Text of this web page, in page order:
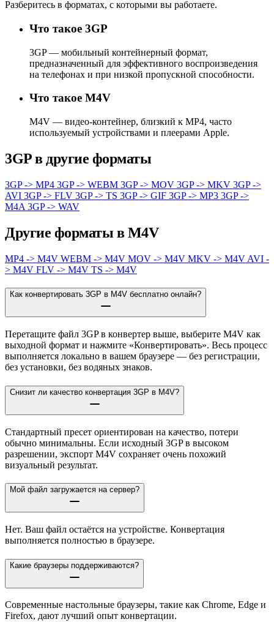
Разберитесь в форматах, с которыми вы работаете.
Что такое 3GP
3GP — мобильный контейнерный формат,
предназначенный для эффективного воспроизведения
на телефонах и при низкой пропускной способности.
Что такое M4V
M4V — видео-контейнер, близкий к MP4, часто
используемый устройствами и плеерами Apple.
3GP в другие форматы
3GP -> MP4 3GP -> WEBM 3GP -> MOV 3GP -> MKV 3GP ->
AVI 3GP -> FLV 3GP -> TS 3GP -> GIF 3GP -> MP3 3GP ->
M4A 3GP -> WAV
Другие форматы в M4V
MP4 -> M4V WEBM -> M4V MOV -> M4V MKV -> M4V AVI -
> M4V FLV -> M4V TS -> M4V
Как конвертировать 3GP в M4V бесплатно онлайн?
Перетащите файл 3GP в конвертер выше, выберите M4V как
выходной формат и нажмите «Конвертировать». Весь процесс
выполняется локально в вашем браузере — без регистрации,
без установки, без водяных знаков.
Снизит ли качество конвертация 3GP в M4V?
Стандартный пресет ориентирован на качество, потери
обычно минимальны. Если исходный 3GP в высоком
разрешении, экспорт M4V сохраняет очень похожий
визуальный результат.
Мой файл загружается на сервер?
Нет. Ваш файл остаётся на устройстве. Конвертация
выполняется полностью в браузере.
Какие браузеры поддерживаются?
Современные настольные браузеры, такие как Chrome, Edge и
Firefox, дают лучший опыт конвертации.